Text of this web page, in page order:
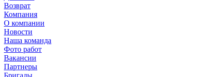
Возврат
Компания
О компании
Новости
Наша команда
Фото работ
Вакансии
Партнеры
Бригады